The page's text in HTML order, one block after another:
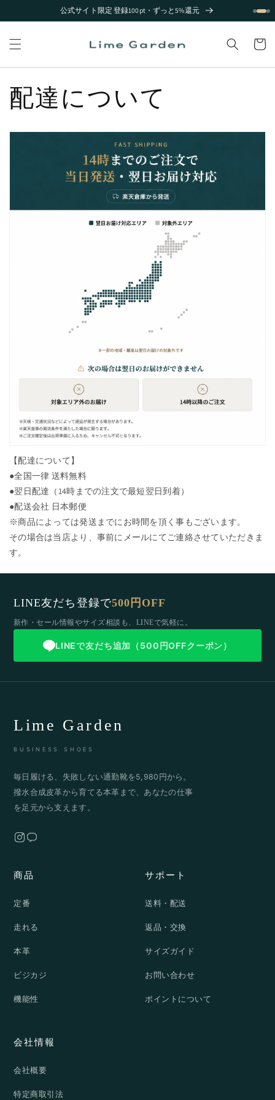
進む
公式サイト限定 登録100pt・ずっと5%還元
ー
配達について
【配達について】
●全国一律 送料無料
●翌日配達（14時までの注文で最短翌日到着）
●配送会社 日本郵便
※商品によっては発送までにお時間を頂く事もございます。
その場合は当店より、事前にメールにてご連絡させていただきま
す。
LINE友だち登録で500円OFF
新作・セール情報やサイズ相談も、LINEで気軽に。
LINEで友だち追加（500円OFFクーポン）
Lime Garden
BUSINESS SHOES
毎日履ける、失敗しない通勤靴を5,980円から。
撥水合成皮革から育てる本革まで、あなたの仕事
を足元から支えます。
商品
定番
走れる
本革
ビジカジ
機能性
サポート
送料・配送
返品・交換
サイズガイド
お問い合わせ
ポイントについて
会社情報
会社概要
特定商取引法